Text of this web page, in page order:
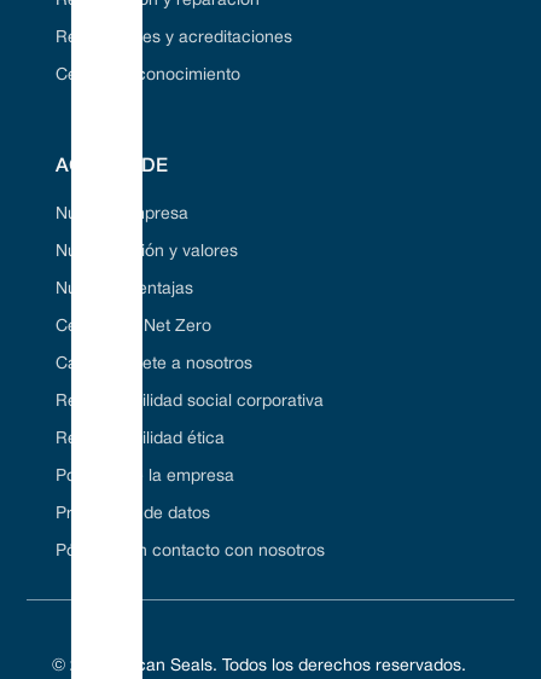
Regulaciones y acreditaciones
Centro de conocimiento
ACERCA DE
Nuestra empresa
Nuestra visión y valores
Nuestras ventajas
Certificado Net Zero
Carrera/Únete a nosotros
Responsabilidad social corporativa
Responsabilidad ética
Políticas de la empresa
Protección de datos
Póngase en contacto con nosotros
© 2024 Vulcan Seals. Todos los derechos reservados.